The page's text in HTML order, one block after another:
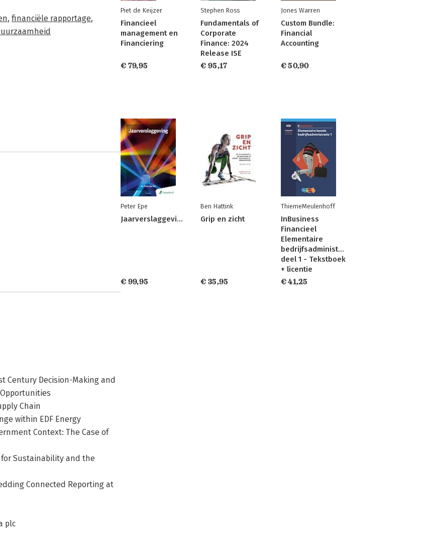
, financiële rapportage,
Century Decision-Making and
Chain
within EDF Energy
Context: The Case of
Sustainability and the
Connected Reporting at
plc
Piet de Keijzer
Financieel
management en
Financiering
€ 79,95
Stephen Ross
Fundamentals of
Corporate
Finance: 2024
Release ISE
€ 95,17
Jones Warren
Custom Bundle:
Financial
Accounting
€ 50,90
Peter Epe
Jaarverslaggeving
€ 99,95
Ben Hattink
Grip en zicht
€ 35,95
ThiemeMeulenhoff
InBusiness
Financieel
Elementaire
bedrijfsadministratie
deel 1 - Tekstboek
+ licentie
€ 41,25